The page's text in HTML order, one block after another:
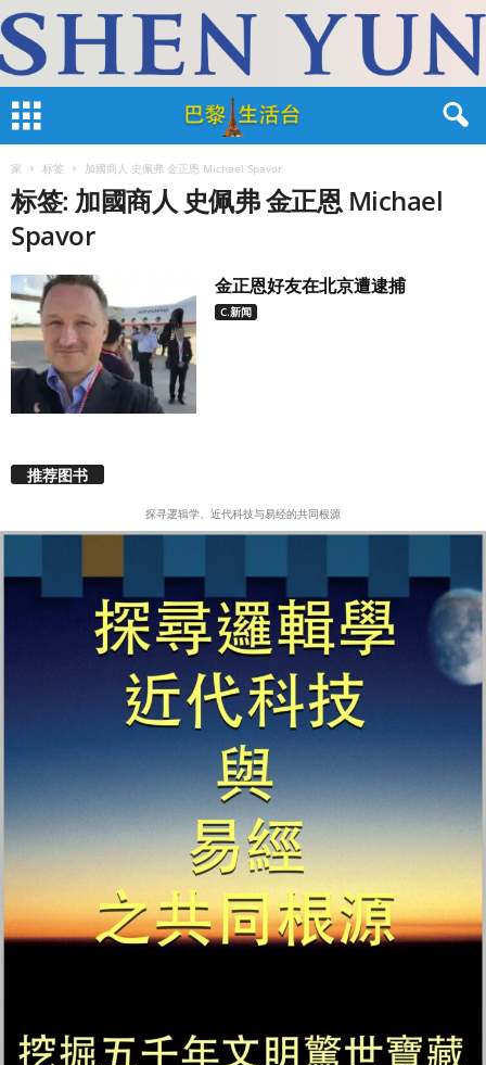
家 标签 加國商人 史佩弗 金正恩 Michael Spavor
标签: 加國商人 史佩弗 金正恩 Michael
Spavor
金正恩好友在北京遭逮捕
C.新闻
推荐图书
探寻逻辑学、近代科技与易经的共同根源